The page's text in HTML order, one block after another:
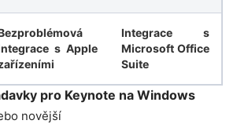
s Apple
Integrace s
Microsoft Office
Suite
pro Keynote na Windows
novější